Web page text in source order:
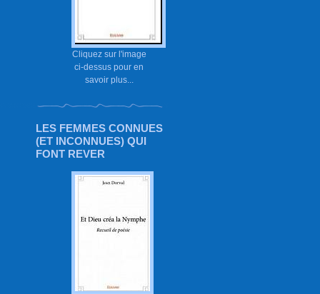
Cliquez sur l'image
ci-dessus pour en
savoir plus...
LES FEMMES CONNUES
(ET INCONNUES) QUI
FONT REVER